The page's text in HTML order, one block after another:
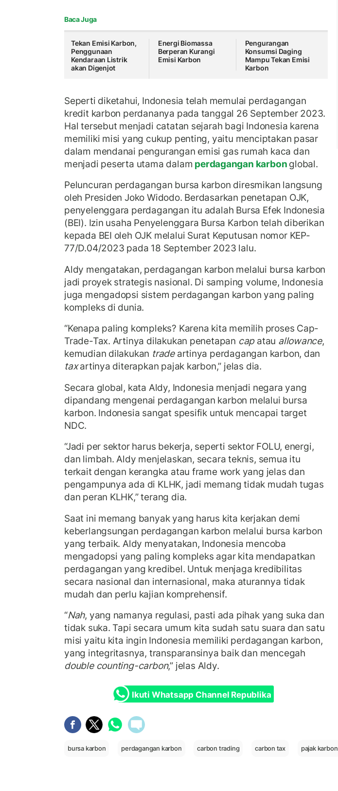
Baca Juga
Tekan Emisi Karbon,
Penggunaan
Kendaraan Listrik
akan Digenjot
Energi Biomassa
Berperan Kurangi
Emisi Karbon
Pengurangan
Konsumsi Daging
Mampu Tekan Emisi
Karbon
Seperti diketahui, Indonesia telah memulai perdagangan
kredit karbon perdananya pada tanggal 26 September 2023.
Hal tersebut menjadi catatan sejarah bagi Indonesia karena
memiliki misi yang cukup penting, yaitu menciptakan pasar
dalam mendanai pengurangan emisi gas rumah kaca dan
menjadi peserta utama dalam perdagangan karbon global.
Peluncuran perdagangan bursa karbon diresmikan langsung
oleh Presiden Joko Widodo. Berdasarkan penetapan OJK,
penyelenggara perdagangan itu adalah Bursa Efek Indonesia
(BEI). Izin usaha Penyelenggara Bursa Karbon telah diberikan
kepada BEI oleh OJK melalui Surat Keputusan nomor KEP-
77/D.04/2023 pada 18 September 2023 lalu.
Aldy mengatakan, perdagangan karbon melalui bursa karbon
jadi proyek strategis nasional. Di samping volume, Indonesia
juga mengadopsi sistem perdagangan karbon yang paling
kompleks di dunia.
“Kenapa paling kompleks? Karena kita memilih proses Cap-
Trade-Tax. Artinya dilakukan penetapan capatau allowance,
kemudian dilakukan tradeartinya perdagangan karbon, dan
taxartinya diterapkan pajak karbon,” jelas dia.
Secara global, kata Aldy, Indonesia menjadi negara yang
dipandang mengenai perdagangan karbon melalui bursa
karbon. Indonesia sangat spesifik untuk mencapai target
NDC.
“Jadi per sektor harus bekerja, seperti sektor FOLU, energi,
dan limbah. Aldy menjelaskan, secara teknis, semua itu
terkait dengan kerangka atau frame work yang jelas dan
pengampunya ada di KLHK, jadi memang tidak mudah tugas
dan peran KLHK,” terang dia.
Saat ini memang banyak yang harus kita kerjakan demi
keberlangsungan perdagangan karbon melalui bursa karbon
yang terbaik. Aldy menyatakan, Indonesia mencoba
mengadopsi yang paling kompleks agar kita mendapatkan
perdagangan yang kredibel. Untuk menjaga kredibilitas
secara nasional dan internasional, maka aturannya tidak
mudah dan perlu kajian komprehensif.
“Nah, yang namanya regulasi, pasti ada pihak yang suka dan
tidak suka. Tapi secara umum kita sudah satu suara dan satu
misi yaitu kita ingin Indonesia memiliki perdagangan karbon,
yang integritasnya, transparansinya baik dan mencegah
double counting-carbon,” jelas Aldy.
Ikuti Whatsapp Channel Republika
bursa karbon perdagangan karbon carbon trading carbon tax pajak karbon